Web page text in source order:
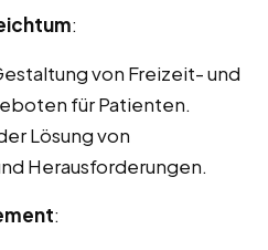
:
von Freizeit- und
für Patienten.
Lösung von
Herausforderungen.
: